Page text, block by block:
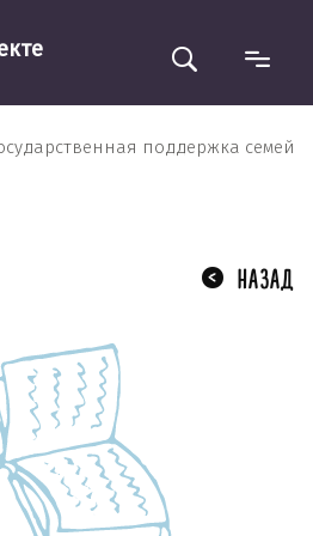
поддержка семей
НАЗАД